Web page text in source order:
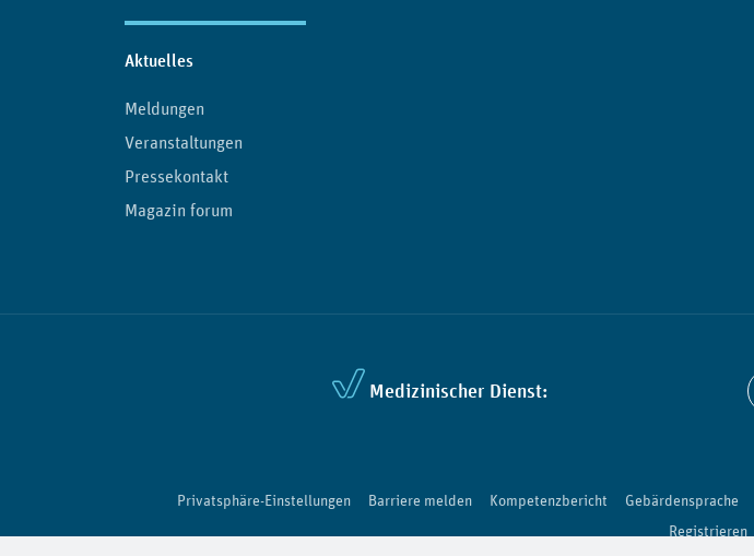
Aktuelles
Meldungen
Veranstaltungen
Pressekontakt
Magazin forum
Medizinischer Dienst:
Privatsphäre-Einstellungen Barriere melden Kompetenzbericht Gebärdensprache
Registrieren